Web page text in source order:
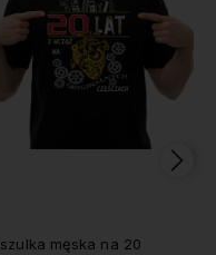
Koszulka